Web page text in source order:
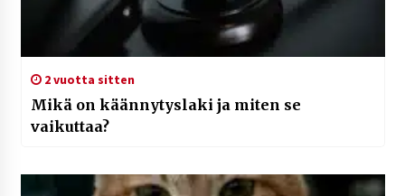
2 vuotta sitten
Mikä on käännytyslaki ja miten se
vaikuttaa?